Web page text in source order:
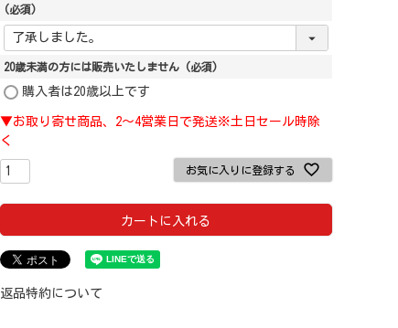
(必須)
20歳未満の方には販売いたしません (必須)
購入者は20歳以上です
▼お取り寄せ商品、2～4営業日で発送※土日セール時除
く
お気に入りに登録する
カートに入れる
返品特約について